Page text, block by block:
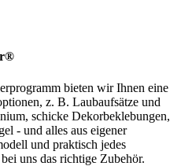
bieten wir Ihnen eine
z. B. Laubaufsätze und
schicke Dekorbeklebungen,
- und alles aus eigener
und praktisch jedes
uns das richtige Zubehör.